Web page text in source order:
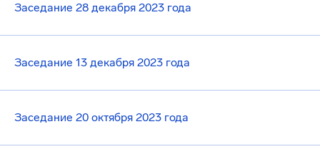
Заседание 28 декабря 2023 года
Заседание 13 декабря 2023 года
Заседание 20 октября 2023 года